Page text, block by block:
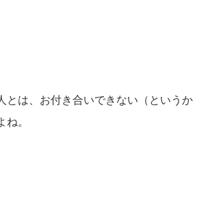
とは、お付き合いできない（というか
ね。